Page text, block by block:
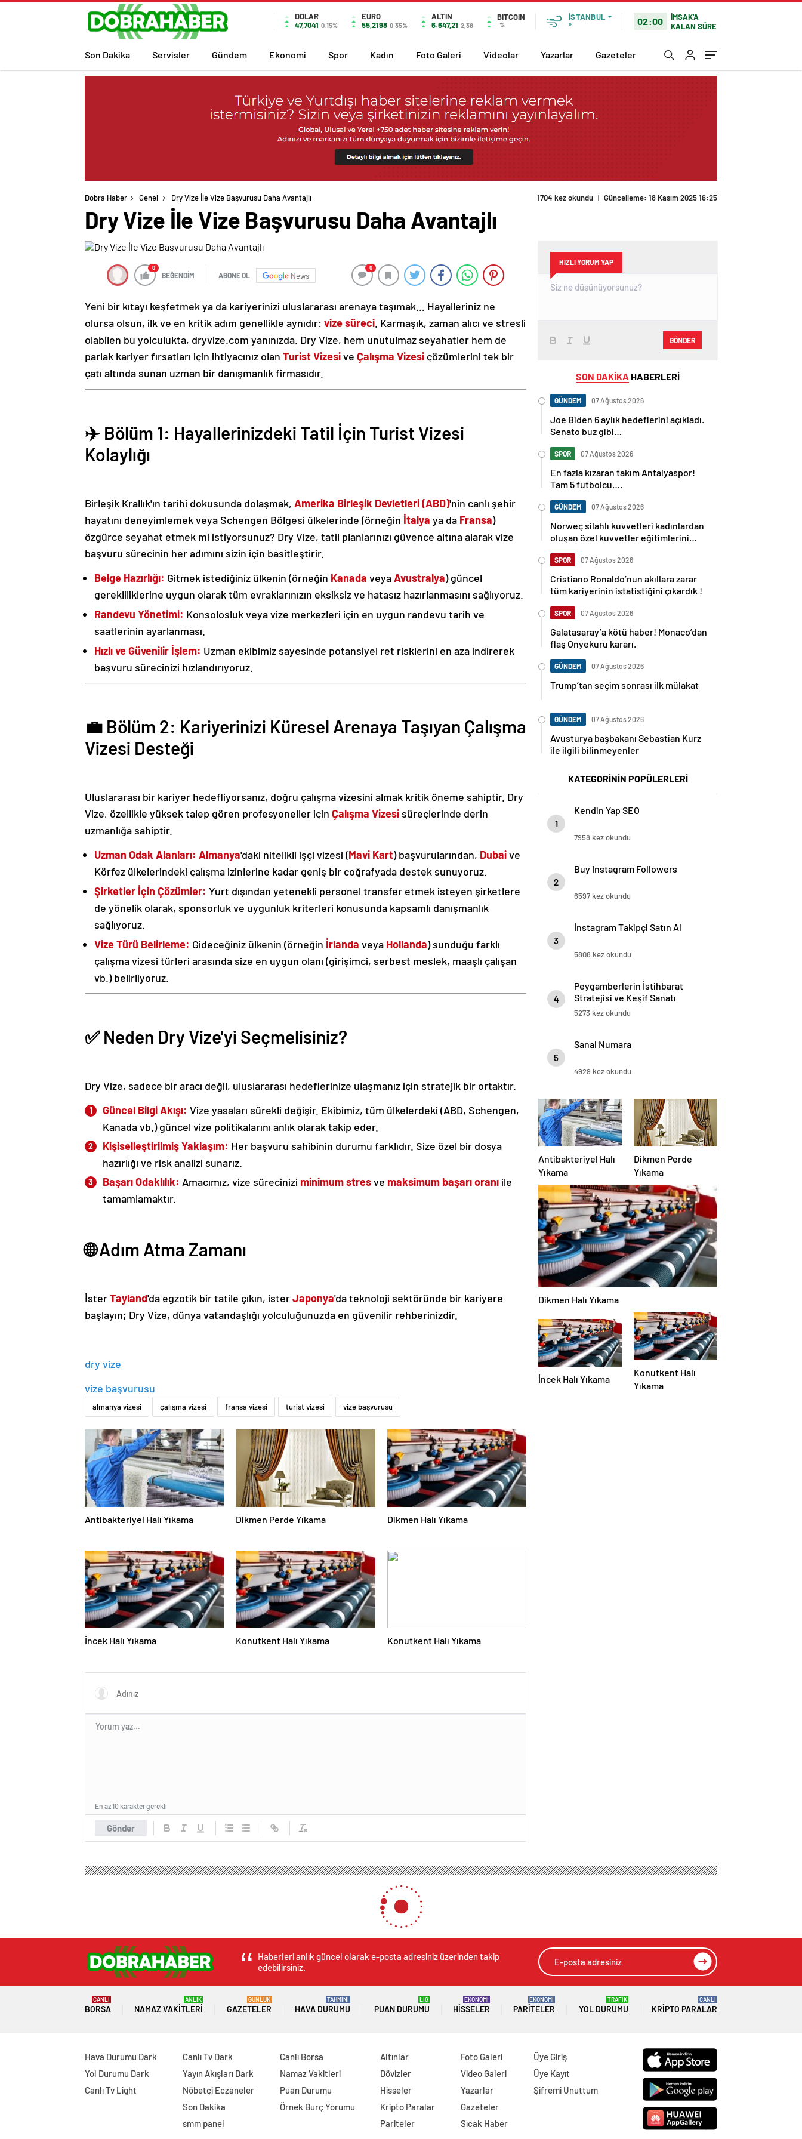
DOLAR
47,7041 0.15%
EURO
55,2198 0.35%
ALTIN
6.647,21 2,38
BITCOIN
%
İSTANBUL
°
02:00
İMSAK'A
KALAN SÜRE
Son Dakika Servisler Gündem Ekonomi Spor Kadın Foto Galeri Videolar Yazarlar Gazeteler
Dobra Haber Genel Dry Vize İle Vize Başvurusu Daha Avantajlı
Dry Vize İle Vize Başvurusu Daha Avantajlı
0
BEĞENDİM ABONE OL News
0
Yeni bir kıtayı keşfetmek ya da kariyerinizi uluslararası arenaya taşımak… Hayalleriniz ne
olursa olsun, ilk ve en kritik adım genellikle aynıdır: vize süreci. Karmaşık, zaman alıcı ve stresli
olabilen bu yolculukta, dryvize.com yanınızda. Dry Vize, hem unutulmaz seyahatler hem de
parlak kariyer fırsatları için ihtiyacınız olan Turist Vizesive Çalışma Vizesi çözümlerini tek bir
çatı altında sunan uzman bir danışmanlık firmasıdır.
✈️ Bölüm 1: Hayallerinizdeki Tatil İçin Turist Vizesi
Kolaylığı
Birleşik Krallık'ın tarihi dokusunda dolaşmak, Amerika Birleşik Devletleri (ABD)'nin canlı şehir
hayatını deneyimlemek veya Schengen Bölgesi ülkelerinde (örneğin İtalya ya da Fransa)
özgürce seyahat etmek mi istiyorsunuz? Dry Vize, tatil planlarınızı güvence altına alarak vize
başvuru sürecinin her adımını sizin için basitleştirir.
Belge Hazırlığı: Gitmek istediğiniz ülkenin (örneğin Kanada veyaAvustralya) güncel
gerekliliklerine uygun olarak tüm evraklarınızın eksiksiz ve hatasız hazırlanmasını sağlıyoruz.
Randevu Yönetimi: Konsolosluk veya vize merkezleri için en uygun randevu tarih ve
saatlerinin ayarlanması.
Hızlı ve Güvenilir İşlem: Uzman ekibimiz sayesinde potansiyel ret risklerini en aza indirerek
başvuru sürecinizi hızlandırıyoruz.
💼 Bölüm 2: Kariyerinizi Küresel Arenaya Taşıyan Çalışma
Vizesi Desteği
Uluslararası bir kariyer hedefliyorsanız, doğru çalışma vizesini almak kritik öneme sahiptir. Dry
Vize, özellikle yüksek talep gören profesyoneller için Çalışma Vizesi süreçlerinde derin
uzmanlığa sahiptir.
Uzman Odak Alanları: Almanya'daki nitelikli işçi vizesi (Mavi Kart) başvurularından, Dubaive
Körfez ülkelerindeki çalışma izinlerine kadar geniş bir coğrafyada destek sunuyoruz.
Şirketler İçin Çözümler: Yurt dışından yetenekli personel transfer etmek isteyen şirketlere
de yönelik olarak, sponsorluk ve uygunluk kriterleri konusunda kapsamlı danışmanlık
sağlıyoruz.
Vize Türü Belirleme: Gideceğiniz ülkenin (örneğin İrlanda veya Hollanda) sunduğu farklı
çalışma vizesi türleri arasında size en uygun olanı (girişimci, serbest meslek, maaşlı çalışan
vb.) belirliyoruz.
✅ Neden Dry Vize'yi Seçmelisiniz?
Dry Vize, sadece bir aracı değil, uluslararası hedeflerinize ulaşmanız için stratejik bir ortaktır.
Güncel Bilgi Akışı: Vize yasaları sürekli değişir. Ekibimiz, tüm ülkelerdeki (ABD, Schengen,
Kanada vb.) güncel vize politikalarını anlık olarak takip eder.
Kişiselleştirilmiş Yaklaşım: Her başvuru sahibinin durumu farklıdır. Size özel bir dosya
hazırlığı ve risk analizi sunarız.
Başarı Odaklılık: Amacımız, vize sürecinizi minimum stresve maksimum başarı oranı ile
tamamlamaktır.
🌐 Adım Atma Zamanı
İsterTayland'da egzotik bir tatile çıkın, isterJaponya'da teknoloji sektöründe bir kariyere
başlayın; Dry Vize, dünya vatandaşlığı yolculuğunuzda en güvenilir rehberinizdir.
dry vize
vize başvurusu
almanya vizesi çalışma vizesi fransa vizesi turist vizesi vize başvurusu
Antibakteriyel Halı Yıkama Dikmen Perde Yıkama Dikmen Halı Yıkama
İncek Halı Yıkama Konutkent Halı Yıkama Konutkent Halı Yıkama
Gönder
En az 10 karakter gerekli
HIZLI YORUM YAP
GÖNDER
SON DAKİKA HABERLERİ
GÜNDEM 07 Ağustos 2026
Joe Biden 6 aylık hedeflerini açıkladı.
Senato buz gibi…
SPOR 07 Ağustos 2026
En fazla kızaran takım Antalyaspor!
Tam 5 futbolcu….
GÜNDEM 07 Ağustos 2026
Norweç silahlı kuvvetleri kadınlardan
oluşan özel kuvvetler eğitimlerini
SPOR 07 Ağustos 2026
Cristiano Ronaldo’nun akıllara zarar
tüm kariyerinin istatistiğini çıkardık !
SPOR 07 Ağustos 2026
Galatasaray’a kötü haber! Monaco’dan
flaş Onyekuru kararı.
GÜNDEM 07 Ağustos 2026
Trump’tan seçim sonrası ilk mülakat
GÜNDEM 07 Ağustos 2026
Avusturya başbakanı Sebastian Kurz
ile ilgili bilinmeyenler
KATEGORİNİN POPÜLERLERİ
1
Kendin Yap SEO
7958 kez okundu
2
Buy Instagram Followers
6597 kez okundu
3
İnstagram Takipçi Satın Al
5808 kez okundu
4
Peygamberlerin İstihbarat
Stratejisi ve Keşif Sanatı
5273 kez okundu
5
Sanal Numara
4929 kez okundu
Antibakteriyel Halı
Yıkama
Dikmen Perde
Yıkama
Dikmen Halı Yıkama
İncek Halı Yıkama
Konutkent Halı
Yıkama
Doğal Güzelliğin Bilimi: Cilt, Saç ve Kirpiklerde Etkili Sonuçlar
HABERLERİ
GÜNDEM 07 Ağustos 2026
Joe Biden 6 aylık hedeflerini açıkladı.